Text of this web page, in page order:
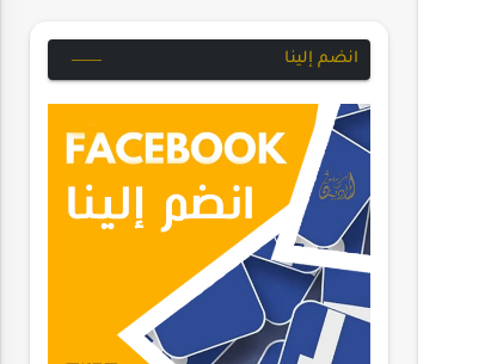
انضم إلينا